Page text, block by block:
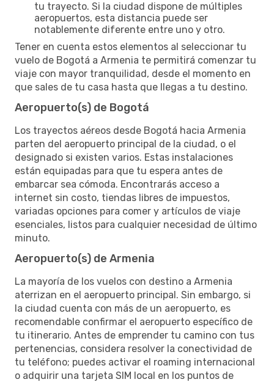
tu trayecto. Si la ciudad dispone de múltiples
aeropuertos, esta distancia puede ser
notablemente diferente entre uno y otro.
Tener en cuenta estos elementos al seleccionar tu
vuelo de Bogotá a Armenia te permitirá comenzar tu
viaje con mayor tranquilidad, desde el momento en
que sales de tu casa hasta que llegas a tu destino.
Aeropuerto(s) de Bogotá
Los trayectos aéreos desde Bogotá hacia Armenia
parten del aeropuerto principal de la ciudad, o el
designado si existen varios. Estas instalaciones
están equipadas para que tu espera antes de
embarcar sea cómoda. Encontrarás acceso a
internet sin costo, tiendas libres de impuestos,
variadas opciones para comer y artículos de viaje
esenciales, listos para cualquier necesidad de último
minuto.
Aeropuerto(s) de Armenia
La mayoría de los vuelos con destino a Armenia
aterrizan en el aeropuerto principal. Sin embargo, si
la ciudad cuenta con más de un aeropuerto, es
recomendable confirmar el aeropuerto específico de
tu itinerario. Antes de emprender tu camino con tus
pertenencias, considera resolver la conectividad de
tu teléfono; puedes activar el roaming internacional
o adquirir una tarjeta SIM local en los puntos de